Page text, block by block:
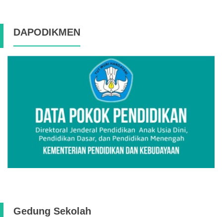
DAPODIKMEN
Gedung Sekolah